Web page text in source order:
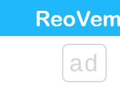
ad